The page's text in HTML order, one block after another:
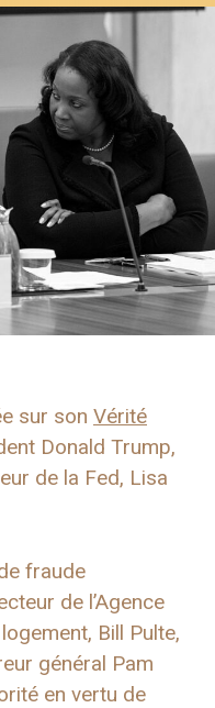
sur son Vérité
Donald Trump,
de la Fed, Lisa
fraude
de l’Agence
Bill Pulte,
général Pam
en vertu de